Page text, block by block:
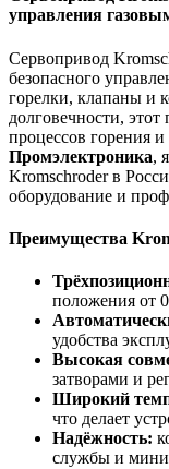
управления
Сервопривод
безопасного
горелки, клапаны и
долговечности,
процессов горения
Промэлектроника,
Kromschroder в
оборудование и
Преимущества
положения от
удобства
Высокая
затворами и
Широкий
что делает
Надёжность:
службы и